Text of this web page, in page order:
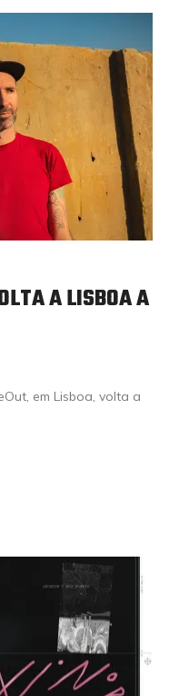
A LISBOA A
em Lisboa, volta a